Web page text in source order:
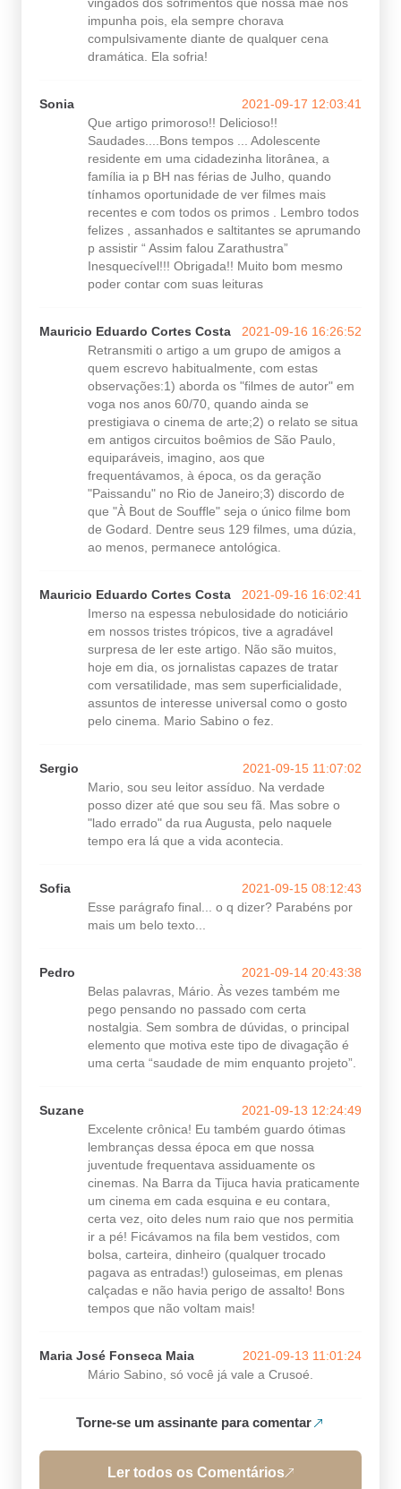
impunha pois, ela sempre chorava
compulsivamente diante de qualquer cena
dramática. Ela sofria!
Sonia
2021-09-17 12:03:41
Que artigo primoroso!! Delicioso!!
Saudades....Bons tempos ... Adolescente
residente em uma cidadezinha litorânea, a
família ia p BH nas férias de Julho, quando
tínhamos oportunidade de ver filmes mais
recentes e com todos os primos . Lembro todos
felizes , assanhados e saltitantes se aprumando
p assistir “ Assim falou Zarathustra”
Inesquecível!!! Obrigada!! Muito bom mesmo
poder contar com suas leituras
Mauricio Eduardo Cortes Costa
2021-09-16 16:26:52
Retransmiti o artigo a um grupo de amigos a
quem escrevo habitualmente, com estas
observações:1) aborda os "filmes de autor" em
voga nos anos 60/70, quando ainda se
prestigiava o cinema de arte;2) o relato se situa
em antigos circuitos boêmios de São Paulo,
equiparáveis, imagino, aos que
frequentávamos, à época, os da geração
"Paissandu" no Rio de Janeiro;3) discordo de
que "À Bout de Souffle" seja o único filme bom
de Godard. Dentre seus 129 filmes, uma dúzia,
ao menos, permanece antológica.
Mauricio Eduardo Cortes Costa
2021-09-16 16:02:41
Imerso na espessa nebulosidade do noticiário
em nossos tristes trópicos, tive a agradável
surpresa de ler este artigo. Não são muitos,
hoje em dia, os jornalistas capazes de tratar
com versatilidade, mas sem superficialidade,
assuntos de interesse universal como o gosto
pelo cinema. Mario Sabino o fez.
Sergio
2021-09-15 11:07:02
Mario, sou seu leitor assíduo. Na verdade
posso dizer até que sou seu fã. Mas sobre o
"lado errado" da rua Augusta, pelo naquele
tempo era lá que a vida acontecia.
Sofia
2021-09-15 08:12:43
Esse parágrafo final... o q dizer? Parabéns por
mais um belo texto...
Pedro
2021-09-14 20:43:38
Belas palavras, Mário. Às vezes também me
pego pensando no passado com certa
nostalgia. Sem sombra de dúvidas, o principal
elemento que motiva este tipo de divagação é
uma certa “saudade de mim enquanto projeto”.
Suzane
2021-09-13 12:24:49
Excelente crônica! Eu também guardo ótimas
lembranças dessa época em que nossa
juventude frequentava assiduamente os
cinemas. Na Barra da Tijuca havia praticamente
um cinema em cada esquina e eu contara,
certa vez, oito deles num raio que nos permitia
ir a pé! Ficávamos na fila bem vestidos, com
bolsa, carteira, dinheiro (qualquer trocado
pagava as entradas!) guloseimas, em plenas
calçadas e não havia perigo de assalto! Bons
tempos que não voltam mais!
Maria José Fonseca Maia
2021-09-13 11:01:24
Mário Sabino, só você já vale a Crusoé.
Torne-se um assinante para comentar
Ler todos os Comentários